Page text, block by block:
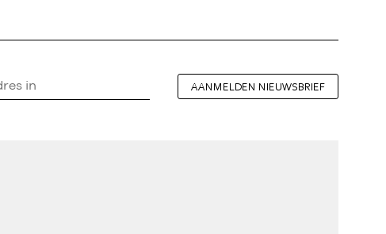
AANMELDEN NIEUWSBRIEF